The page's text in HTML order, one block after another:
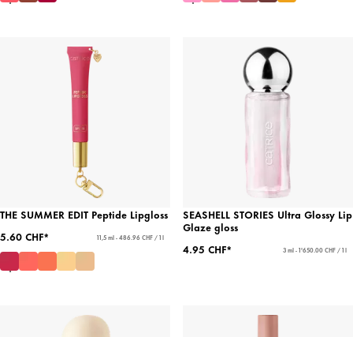
THE SUMMER EDIT Peptide Lipgloss
5.60 CHF*
11,5 ml - 486.96 CHF / 1 l
SEASHELL STORIES Ultra Glossy Lip
Glaze gloss
4.95 CHF*
3 ml - 1'650.00 CHF / 1 l